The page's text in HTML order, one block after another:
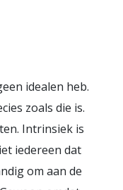
idealen heb.
zoals die is.
Intrinsiek is
iedereen dat
om aan de